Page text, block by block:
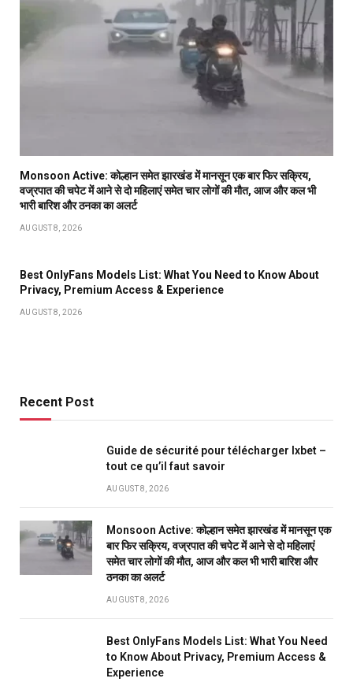
Monsoon Active: कोल्हान समेत झारखंड में मानसून एक बार फिर सक्रिय,
वज्रपात की चपेट में आने से दो महिलाएं समेत चार लोगों की मौत, आज और कल भी
भारी बारिश और ठनका का अलर्ट
AUGUST 8, 2026
Best OnlyFans Models List: What You Need to Know About
Privacy, Premium Access & Experience
AUGUST 8, 2026
Recent Post
Guide de sécurité pour télécharger Ixbet –
tout ce qu’il faut savoir
AUGUST 8, 2026
Monsoon Active: कोल्हान समेत झारखंड में मानसून एक
बार फिर सक्रिय, वज्रपात की चपेट में आने से दो महिलाएं
समेत चार लोगों की मौत, आज और कल भी भारी बारिश और
ठनका का अलर्ट
AUGUST 8, 2026
Best OnlyFans Models List: What You Need
to Know About Privacy, Premium Access &
Experience